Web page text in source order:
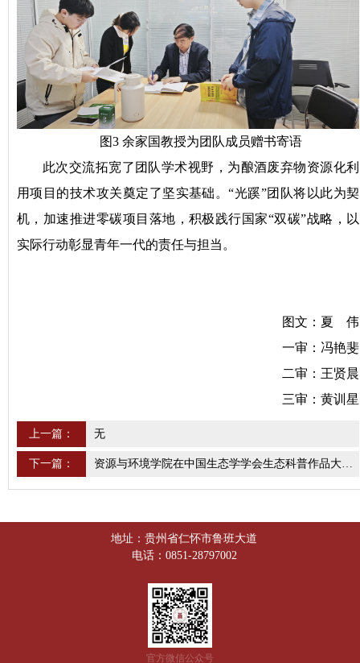
图3 余家国教授为团队成员赠书寄语
此次交流拓宽了团队学术视野，为酿酒废弃物资源化利
用项目的技术攻关奠定了坚实基础。“光蹊”团队将以此为契
机，加速推进零碳项目落地，积极践行国家“双碳”战略，以
实际行动彰显青年一代的责任与担当。
图文：夏 伟
一审：冯艳斐
二审：王贤晨
三审：黄训星
上一篇： 无
下一篇： 资源与环境学院在中国生态学学会生态科普作品大赛中获奖
地址：贵州省仁怀市鲁班大道
电话：0851-28797002
官方微信公众号